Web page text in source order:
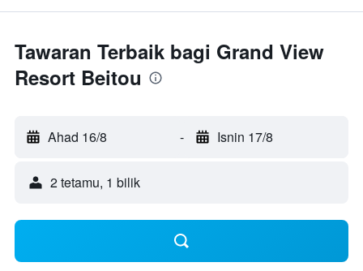
Tawaran Terbaik bagi Grand View
Resort Beitou
Ahad 16/8 - Isnin 17/8
2 tetamu, 1 bilik